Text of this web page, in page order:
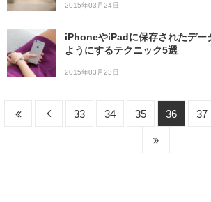
2015年03月24日
iPhoneやiPadに保存されたデー
ようにするテクニック5選
2015年03月23日
33 34 35 36 37